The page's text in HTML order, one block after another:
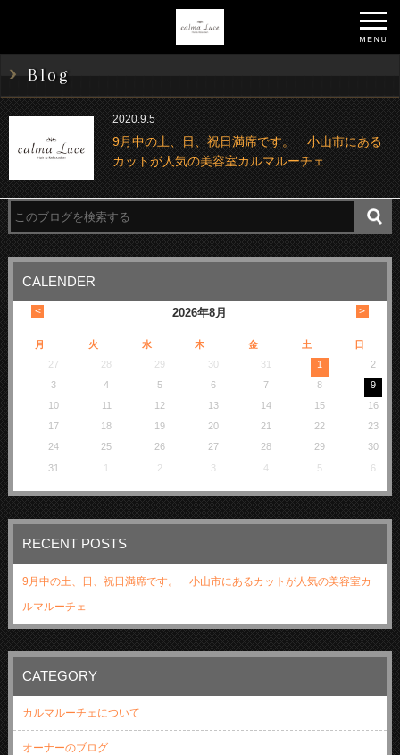
Blog
2020.9.5
9月中の土、日、祝日満席です。 小山市にある
カットが人気の美容室カルマルーチェ
CALENDER
2026年8月
< >
月 火 水 木 金 土
日
27
28 29 30 31 1
2
3
4 5 6 7 8
9
10
11 12 13 14 15
16
17
18 19 20 21 22
23
24
25 26 27 28 29
30
31
1 2 3 4 5 6
RECENT POSTS
9月中の土、日、祝日満席です。 小山市にあるカットが人気の美容室カ
ルマルーチェ
CATEGORY
カルマルーチェについて
オーナーのブログ